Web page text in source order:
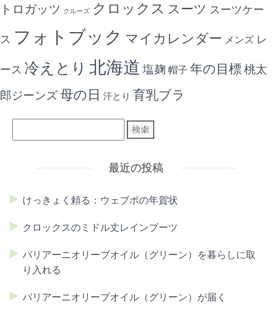
トロガッツ クルーズ クロックス スーツ スーツケー
ス フォトブック マイカレンダー メンズ レ
ース 冷えとり 北海道 塩麹 帽子 年の目標 桃太
郎ジーンズ母の日 汗とり 育乳ブラ
最近の投稿
けっきょく頼る：ウェブポの年賀状
クロックスのミドル丈レインブーツ
バリアーニオリーブオイル（グリーン）を暮らしに取
り入れる
バリアーニオリーブオイル（グリーン）が届く